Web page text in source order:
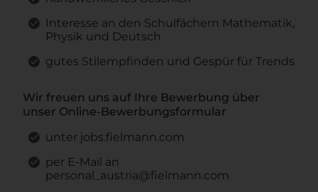
Interesse an den Schulfächern Mathematik,
Physik und Deutsch
gutes Stilempfinden und Gespür für Trends
Wir freuen uns auf Ihre Bewerbung über
unser Online-Bewerbungsformular
unter jobs.fielmann.com
per E-Mail an
personal_austria@fielmann.com